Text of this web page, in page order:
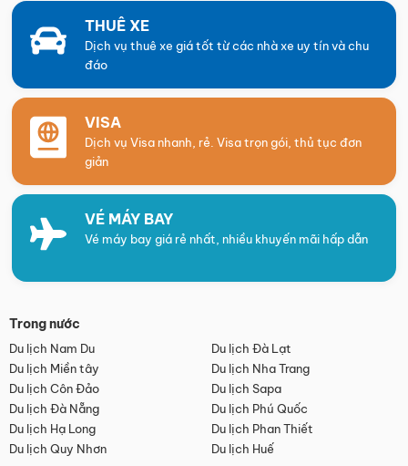
THUÊ XE
Dịch vụ thuê xe giá tốt từ các nhà xe uy tín và chu
đáo
VISA
Dịch vụ Visa nhanh, rẻ. Visa trọn gói, thủ tục đơn
giản
VÉ MÁY BAY
Vé máy bay giá rẻ nhất, nhiều khuyến mãi hấp dẫn
Trong nước
Du lịch Nam Du
Du lịch Đà Lạt
Du lịch Miền tây
Du lịch Nha Trang
Du lịch Côn Đảo
Du lịch Sapa
Du lịch Đà Nẵng
Du lịch Phú Quốc
Du lịch Hạ Long
Du lịch Phan Thiết
Du lịch Quy Nhơn
Du lịch Huế